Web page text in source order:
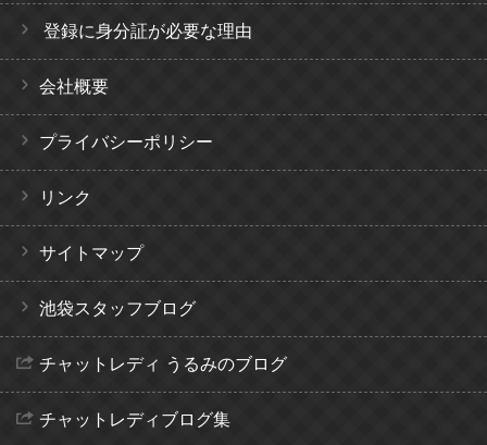
登録に身分証が必要な理由
会社概要
プライバシーポリシー
リンク
サイトマップ
池袋スタッフブログ
チャットレディ うるみのブログ
チャットレディブログ集